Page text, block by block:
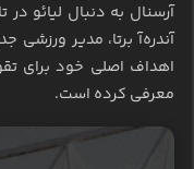
آرسنال به دنبال لیائو
آندره‌آ برتا، مدیر ورزشی
اهداف اصلی خود برای
معرفی کرده است.